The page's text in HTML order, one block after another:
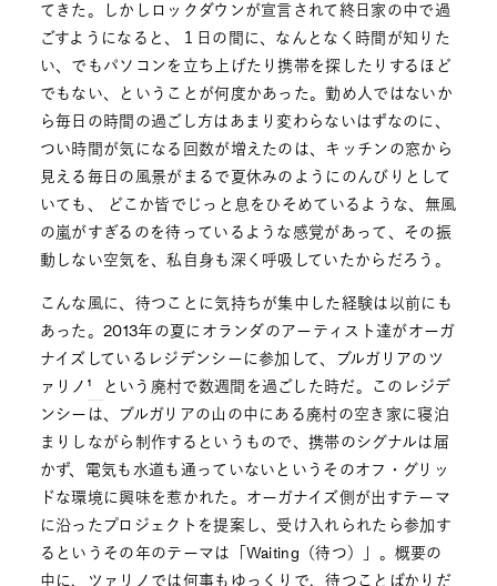
てきた。しかしロックダウンが宣言されて終日家の中で過
ごすようになると、１日の間に、なんとなく時間が知りた
い、でもパソコンを立ち上げたり携帯を探したりするほど
でもない、ということが何度かあった。勤め人ではないか
ら毎日の時間の過ごし方はあまり変わらないはずなのに、
つい時間が気になる回数が増えたのは、キッチンの窓から
見える毎日の風景がまるで夏休みのようにのんびりとして
いても、 どこか皆でじっと息をひそめているような、無風
の嵐がすぎるのを待っているような感覚があって、その振
動しない空気を、私自身も深く呼吸していたからだろう。
こんな風に、待つことに気持ちが集中した経験は以前にも
あった。2013年の夏にオランダのアーティスト達がオーガ
ナイズしているレジデンシーに参加して、ブルガリアのツ
ァリノ
という廃村で数週間を過ごした時だ。このレジデ
ンシーは、ブルガリアの山の中にある廃村の空き家に寝泊
まりしながら制作するというもので、携帯のシグナルは届
かず、電気も水道も通っていないというそのオフ・グリッ
ドな環境に興味を惹かれた。オーガナイズ側が出すテーマ
に沿ったプロジェクトを提案し、受け入れられたら参加す
るというその年のテーマは「Waiting（待つ）」。概要の
中に、ツァリノでは何事もゆっくりで、待つことばかりだ